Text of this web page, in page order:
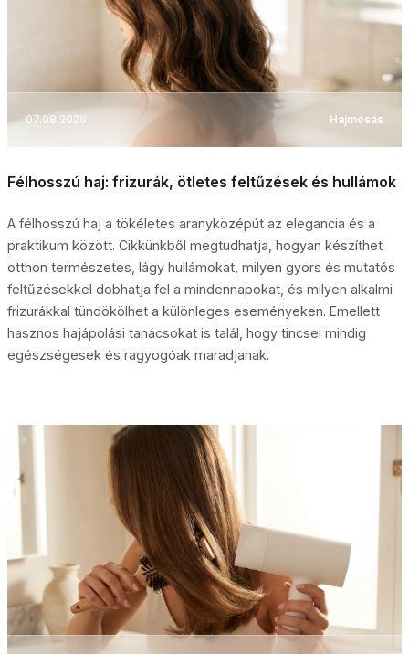
07.08.2026 Hajmosás
Félhosszú haj: frizurák, ötletes feltűzések és hullámok
A félhosszú haj a tökéletes aranyközépút az elegancia és a
praktikum között. Cikkünkből megtudhatja, hogyan készíthet
otthon természetes, lágy hullámokat, milyen gyors és mutatós
feltűzésekkel dobhatja fel a mindennapokat, és milyen alkalmi
frizurákkal tündökölhet a különleges eseményeken. Emellett
hasznos hajápolási tanácsokat is talál, hogy tincsei mindig
egészségesek és ragyogóak maradjanak.